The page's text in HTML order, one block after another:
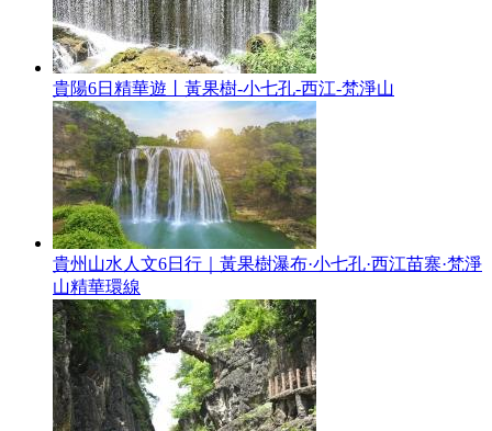
貴陽6日精華遊丨黃果樹-小七孔-西江-梵淨山
貴州山水人文6日行｜黃果樹瀑布·小七孔·西江苗寨·梵淨
山精華環線